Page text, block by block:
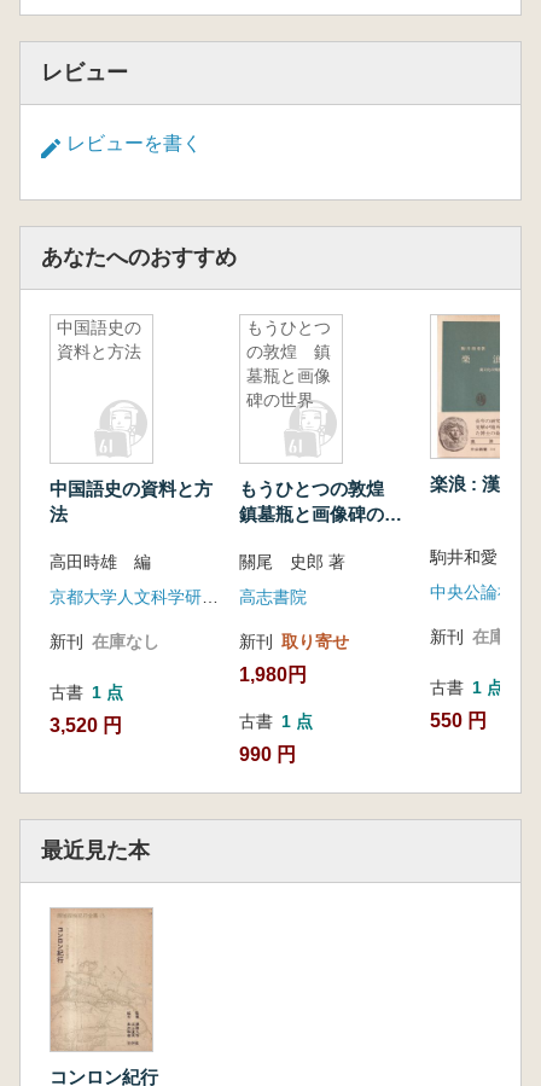
レビュー
レビューを書く
あなたへのおすすめ
中国語史の
資料と方法
中国語史の資料と方
法
高田時雄 編
新刊 在庫なし
古書 1 点
3,520 円
もうひとつ
の敦煌 鎮
墓瓶と画像
碑の世界
もうひとつの敦煌
鎮墓瓶と画像碑の世
關尾 史郎 著
高志書院
新刊 取り寄せ
1,980円
古書 1 点
990 円
楽浪 : 漢文化
駒井和愛 著
中央公論社
新刊 在庫なし
古書 1 点
550 円
最近見た本
コンロン紀行